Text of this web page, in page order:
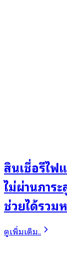
สินเชื่อรีไฟ
ไม่ผ่านภาร
ช่วยได้รวม
ดูเพิ่มเติม..